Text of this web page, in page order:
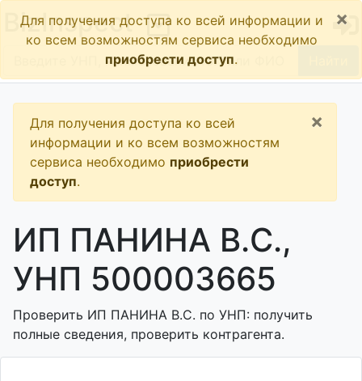
BizInspect
Для получения доступа ко всей информации и
ко всем возможностям сервиса необходимо
приобрести доступ.
×
Для получения доступа ко всей
информации и ко всем возможностям
сервиса необходимо приобрести
доступ.
×
ИП ПАНИНА В.С.,
УНП 500003665
Проверить ИП ПАНИНА В.С. по УНП: получить
полные сведения, проверить контрагента.